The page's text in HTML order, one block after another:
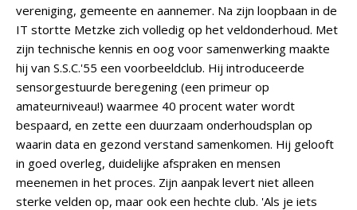
vereniging, gemeente en aannemer. Na zijn loopbaan in de
IT stortte Metzke zich volledig op het veldonderhoud. Met
zijn technische kennis en oog voor samenwerking maakte
hij van S.S.C.'55 een voorbeeldclub. Hij introduceerde
sensorgestuurde beregening (een primeur op
amateurniveau!) waarmee 40 procent water wordt
bespaard, en zette een duurzaam onderhoudsplan op
waarin data en gezond verstand samenkomen. Hij gelooft
in goed overleg, duidelijke afspraken en mensen
meenemen in het proces. Zijn aanpak levert niet alleen
sterke velden op, maar ook een hechte club. 'Als je iets